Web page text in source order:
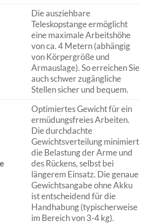
Die ausziehbare
Teleskopstange ermöglicht
eine maximale Arbeitshöhe
von ca. 4 Metern (abhängig
von Körpergröße und
Armauslage). So erreichen Sie
auch schwer zugängliche
Stellen sicher und bequem.
Optimiertes Gewicht für ein
ermüdungsfreies Arbeiten.
Die durchdachte
Gewichtsverteilung minimiert
die Belastung der Arme und
des Rückens, selbst bei
längerem Einsatz. Die genaue
Gewichtsangabe ohne Akku
ist entscheidend für die
Handhabung (typischerweise
im Bereich von 3-4 kg).